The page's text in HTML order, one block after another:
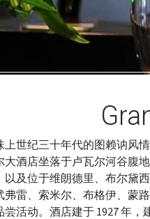
上世纪三十年代的图赖讷风情
大酒店坐落于卢瓦尔河谷腹
以及位于维朗德里、布尔黛
弗雷、索米尔、布格伊、蒙
尝活动。酒店建于 1927 年